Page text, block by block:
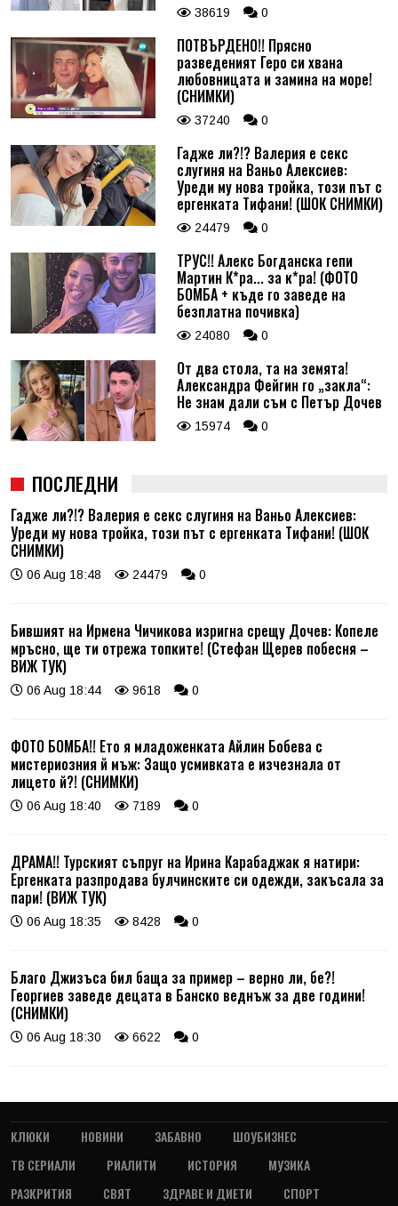
38619 0
ПОТВЪРДЕНО!! Прясно
разведеният Геро си хвана
любовницата и замина на море!
(СНИМКИ)
37240 0
Гадже ли?!? Валерия е секс
слугиня на Ваньо Алексиев:
Уреди му нова тройка, този път с
ергенката Тифани! (ШОК СНИМКИ)
24479 0
ТРУС!! Алекс Богданска гепи
Мартин К*ра... за к*ра! (ФОТО
БОМБА + къде го заведе на
безплатна почивка)
24080 0
От два стола, та на земята!
Александра Фейгин го „закла“:
Не знам дали съм с Петър Дочев
15974 0
ПОСЛЕДНИ
Гадже ли?!? Валерия е секс слугиня на Ваньо Алексиев:
Уреди му нова тройка, този път с ергенката Тифани! (ШОК
СНИМКИ)
06 Aug 18:48 24479 0
Бившият на Ирмена Чичикова изригна срещу Дочев: Копеле
мръсно, ще ти отрежа топките! (Стефан Щерев побесня –
ВИЖ ТУК)
06 Aug 18:44 9618 0
ФОТО БОМБА!! Ето я младоженката Айлин Бобева с
мистериозния й мъж: Защо усмивката е изчезнала от
лицето й?! (СНИМКИ)
06 Aug 18:40 7189 0
ДРАМА!! Турският съпруг на Ирина Карабаджак я натири:
Ергенката разпродава булчинските си одежди, закъсала за
пари! (ВИЖ ТУК)
06 Aug 18:35 8428 0
Благо Джизъса бил баща за пример – верно ли, бе?!
Георгиев заведе децата в Банско веднъж за две години!
(СНИМКИ)
06 Aug 18:30 6622 0
КЛЮКИ НОВИНИ ЗАБАВНО
ШОУБИЗНЕС
ТВ СЕРИАЛИ
РИАЛИТИ ИСТОРИЯ
МУЗИКА
РАЗКРИТИЯ
СВЯТ ЗДРАВЕ И ДИЕТИ СПОРТ